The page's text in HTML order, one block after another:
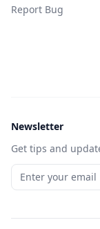
Report Bug
Newsletter
Get tips and